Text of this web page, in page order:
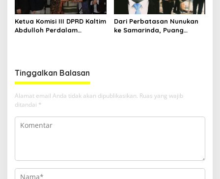
Ketua Komisi III DPRD Kaltim
Abdulloh Perdalam
Dari Perbatasan Nunukan
ke Samarinda, Puang
Tinggalkan Balasan
Alamat email Anda tidak akan dipublikasikan. Ruas yang wajib
ditandai *
Media Satya News
Masukkan Email Anda Untuk Mendapatkan Berita
Terupdate MEDIASATYA.CO.ID
johnsmith@example.com